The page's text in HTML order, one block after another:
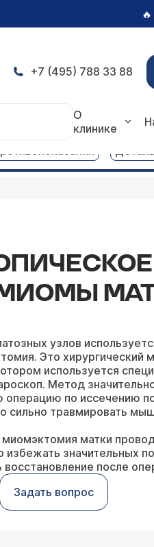
🔥
+7 (495) 788 33 88
О
клинике
узлов
Это хирургический
используется
Метод
операцию по иссечению
сильно травмировать
миомэктомия матки
значительных
после
Задать вопрос